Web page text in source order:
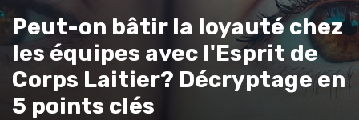
Peut-on bâtir la loyauté chez
les équipes avec l'Esprit de
Corps Laitier? Décryptage en
5 points clés